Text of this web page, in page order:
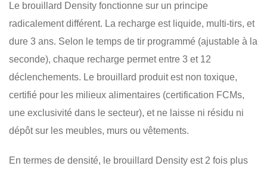
Le brouillard Density fonctionne sur un principe
radicalement différent. La recharge est liquide, multi-tirs, et
dure 3 ans. Selon le temps de tir programmé (ajustable à la
seconde), chaque recharge permet entre 3 et 12
déclenchements. Le brouillard produit est non toxique,
certifié pour les milieux alimentaires (certification FCMs,
une exclusivité dans le secteur), et ne laisse ni résidu ni
dépôt sur les meubles, murs ou vêtements.
En termes de densité, le brouillard Density est 2 fois plus